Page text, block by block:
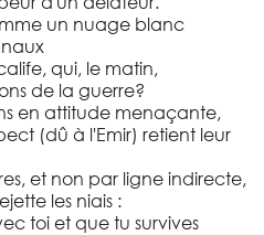
un nuage blanc
qui, le matin,
de la guerre?
en attitude menaçante,
(dû à l'Emir) retient leur
et non par ligne indirecte,
les niais :
toi et que tu survives